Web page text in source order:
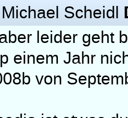
Michael Scheidl
leider geht
einem Jahr
von